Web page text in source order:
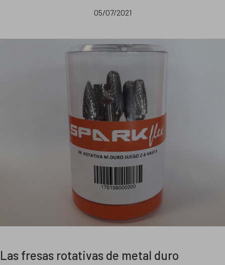
05/07/2021
Las fresas rotativas de metal duro